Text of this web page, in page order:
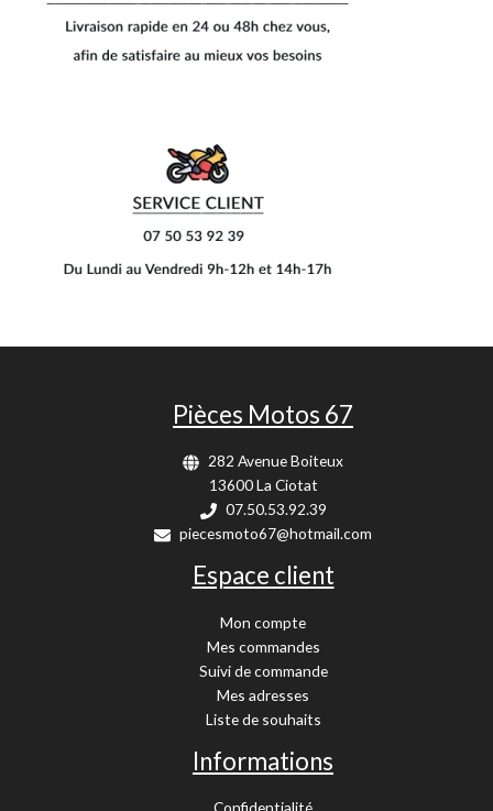
Pièces Motos 67
282 Avenue Boiteux
13600 La Ciotat
07.50.53.92.39
piecesmoto67@hotmail.com
Espace client
Mon compte
Mes commandes
Suivi de commande
Mes adresses
Liste de souhaits
Informations